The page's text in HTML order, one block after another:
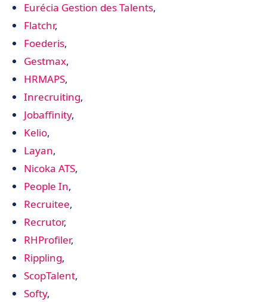
• ScopTalent
• Softy
• Taleez ATS Recrutement
• Teamtailor
• Timeko
• Tool4staffing
• Logiciel de recrutement : définition d’ATS, CRM de
recrutement et SIRH
• Nos critères de sélection pour ce comparatif
• Choisissez l’outil de recrutement adapté à vos besoins
Eurécia Gestion des Talents,
Flatchr,
Foederis,
Gestmax,
HRMAPS,
Inrecruiting,
Jobaffinity,
Kelio,
Layan,
Nicoka ATS,
People In,
Recruitee,
Recrutor,
RHProfiler,
Rippling,
ScopTalent,
Softy,